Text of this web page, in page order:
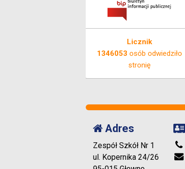
Licznik
1346053 osób odwiedziło
stronię
Adres
Zespół Szkół Nr 1
ul. Kopernika 24/26